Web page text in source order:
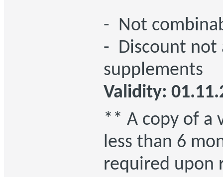
- Not
- Discount not
supplements
Validity:
** A copy of a
less than 6
required upon